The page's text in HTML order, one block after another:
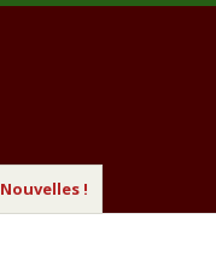
Nouvelles !